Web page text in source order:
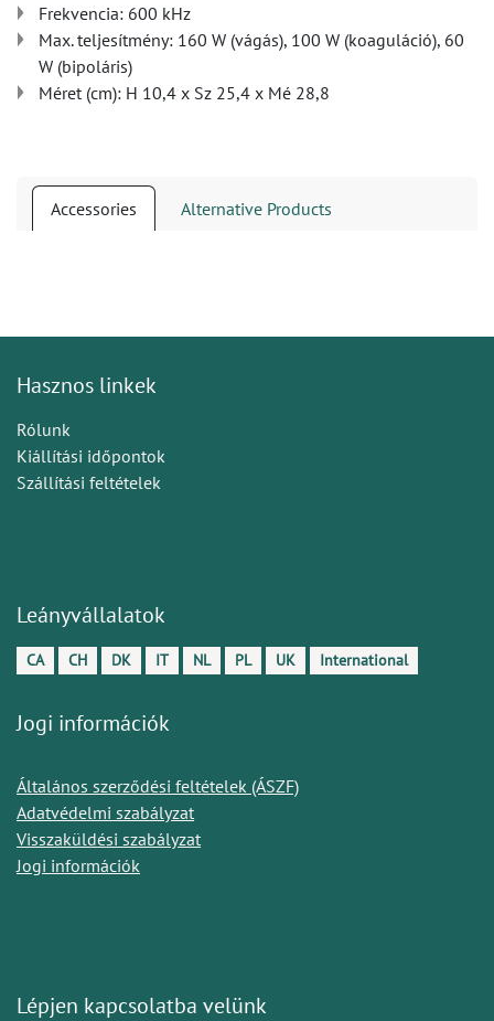
Frekvencia: 600 kHz
Max. teljesítmény: 160 W (vágás), 100 W (koaguláció), 60
W (bipoláris)
Méret (cm): H 10,4 x Sz 25,4 x Mé 28,8
Accessories Alternative Products
Hasznos linkek
Rólunk
Kiállítási időpontok
Szállítási feltételek
Leányvállalatok
CA CH DK IT NL PL UK International
Jogi információk
Általános szerződési feltételek (ÁSZF)
Adatvédelmi szabályzat
Visszaküldési szabályzat
Jogi információk
Lépjen kapcsolatba velünk